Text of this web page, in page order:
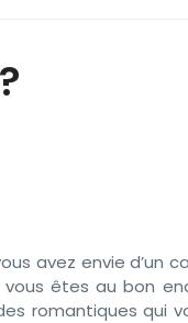
avez envie d’un
êtes au bon
romantiques qui